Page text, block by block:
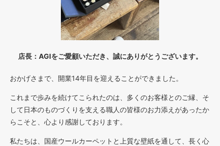
店長：AGIをご愛顧いただき、誠にありがとうございます。
おかげさまで、開業14年目を迎えることができました。
これまで歩みを続けてこられたのは、多くのお客様とのご縁、そ
して日本のものづくりを支える職人の皆様のお力添えがあったか
らこそと、心より感謝しております。
私たちは、国産ウールカーペットと上質な壁紙を通して、長く心